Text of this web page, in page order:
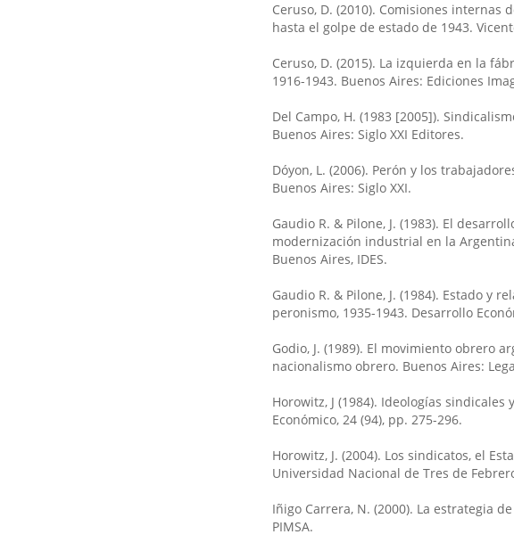
Ceruso, D. (2010). Comisiones
hasta el golpe de estado de 1943.
Ceruso, D. (2015). La izquierda en la
1916-1943. Buenos Aires: Ediciones
Del Campo, H. (1983 [2005]).
Buenos Aires: Siglo XXI Editores.
Dóyon, L. (2006). Perón y los
Buenos Aires: Siglo XXI.
Gaudio R. & Pilone, J. (1983). El
modernización industrial en la
Buenos Aires, IDES.
Gaudio R. & Pilone, J. (1984). Estado y
peronismo, 1935-1943. Desarrollo
Godio, J. (1989). El movimiento obrero
nacionalismo obrero. Buenos Aires:
Horowitz, J (1984). Ideologías
Económico, 24 (94), pp. 275-296.
Horowitz, J. (2004). Los sindicatos, el
Universidad Nacional de Tres de
Iñigo Carrera, N. (2000). La estrategia
PIMSA.